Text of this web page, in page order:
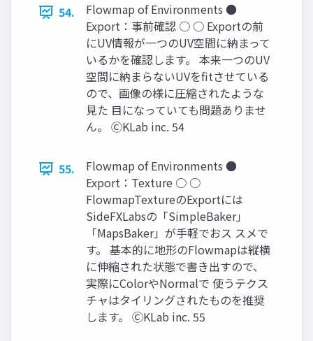
54.
Flowmap of Environments ●
Export：事前確認 ○ ○ Exportの前
にUV情報が一つのUV空間に納まって
いるかを確認します。 本来一つのUV
空間に納まらないUVをfitさせている
ので、画像の様に圧縮されたような
見た 目になっていても問題ありませ
ん。 ⒸKLab inc. 54
55.
Flowmap of Environments ●
Export：Texture ○ ○
FlowmapTextureのExportには
SideFXLabsの「SimpleBaker」
「MapsBaker」が手軽でおス スメで
す。 基本的に地形のFlowmapは縦横
に伸縮された状態で書き出すので、
実際にColorやNormalで 使うテクス
チャはタイリングされたものを推奨
します。 ⒸKLab inc. 55